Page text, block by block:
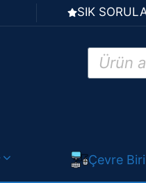
SIK
Products
search
Çevre